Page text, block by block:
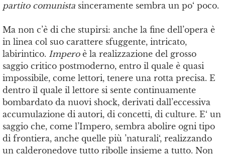
partito comunista sinceramente sembra un po‘ poco.
Ma non c’è di che stupirsi: anche la fine dell’opera è
in linea col suo carattere sfuggente, intricato,
labirintico. Imperoè la realizzazione del grosso
saggio critico postmoderno, entro il quale è quasi
impossibile, come lettori, tenere una rotta precisa. E
dentro il quale il lettore si sente continuamente
bombardato da nuovi shock, derivati dall’eccessiva
accumulazione di autori, di concetti, di culture. E‘ un
saggio che, come l’Impero, sembra abolire ogni tipo
di frontiera, anche quelle più ’naturali‘, realizzando
un calderonedove tutto ribolle insieme a tutto. Non